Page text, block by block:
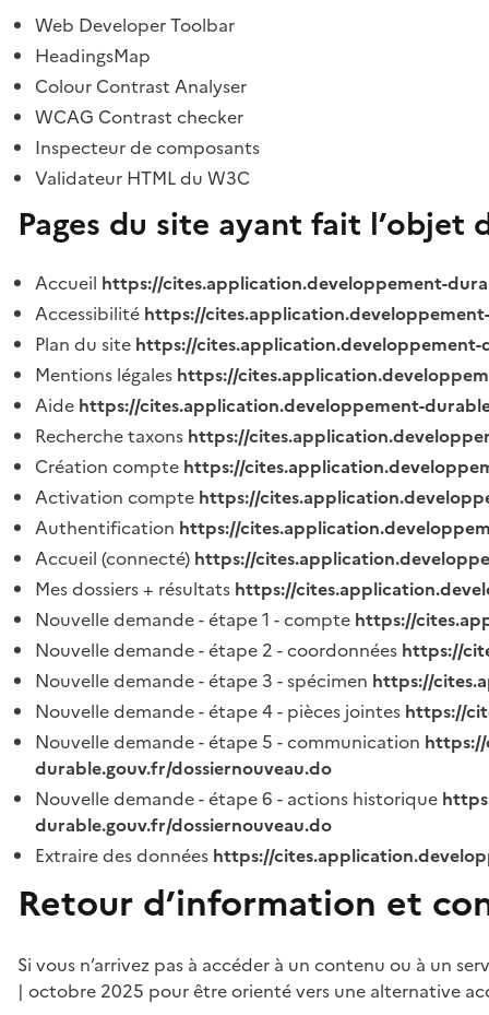
Web Developer Toolbar
HeadingsMap
Colour Contrast Analyser
WCAG Contrast checker
Inspecteur de composants
Validateur HTML du W3C
Pages du site ayant fait
Accueil https://cites.application.developpement-
Accessibilité https://
Plan du site https://
Mentions légales https://
Aide https://cites.application.developpement-
Recherche taxons https://
Création compte https://
Activation compte https://
Authentification https://
Accueil (connecté) https://
Mes dossiers + résultats https://
Nouvelle demande - étape 1 - compte https://
Nouvelle demande - étape 2 - coordonnées https://
Nouvelle demande - étape 3 - spécimen https://
Nouvelle demande - étape 4 - pièces jointes https://
Nouvelle demande - étape 5 - communication
durable.gouv.fr/dossiernouveau.do
Nouvelle demande - étape 6 - actions historique
durable.gouv.fr/dossiernouveau.do
Extraire des données https://
Retour d’information et
Si vous n’arrivez pas à accéder à un contenu ou à un
| octobre 2025 pour être orienté vers une alternative